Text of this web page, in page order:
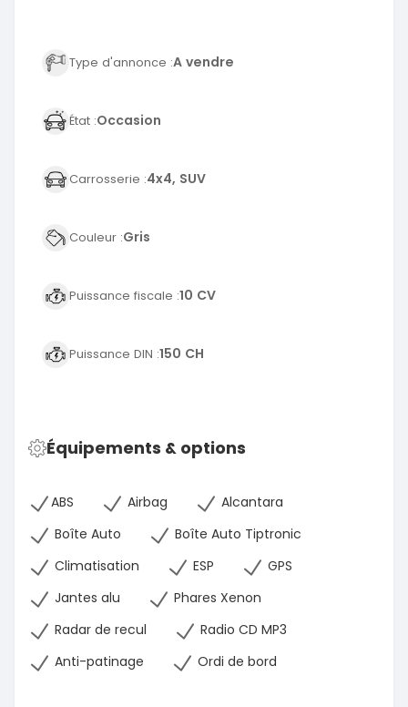
Type d'annonce :A vendre
État :Occasion
Carrosserie :4x4, SUV
Couleur :Gris
Puissance fiscale :10 CV
Puissance DIN :150 CH
Équipements & options
ABS Airbag
Alcantara
Boîte Auto
Boîte Auto Tiptronic
Climatisation
ESP
GPS
Jantes alu
Phares Xenon
Radar de recul
Radio CD MP3
Anti-patinage
Ordi de bord